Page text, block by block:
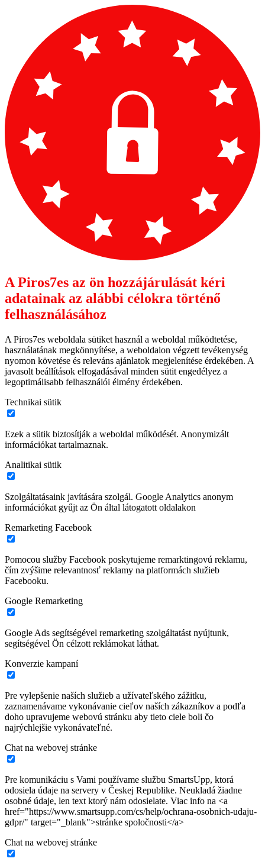
A Piros7es az ön hozzájárulását kéri
adatainak az alábbi célokra történő
felhasználásához
A Piros7es weboldala sütiket használ a weboldal működtetése,
használatának megkönnyítése, a weboldalon végzett tevékenység
nyomon követése és releváns ajánlatok megjelenítése érdekében. A
javasolt beállítások elfogadásával minden sütit engedélyez a
legoptimálisabb felhasználói élmény érdekében.
Technikai sütik
Ezek a sütik biztosítják a weboldal működését. Anonymizált
információkat tartalmaznak.
Analitikai sütik
Szolgáltatásaink javítására szolgál. Google Analytics anonym
információkat gyűjt az Ön által látogatott oldalakon
Remarketing Facebook
Pomocou služby Facebook poskytujeme remarktingovú reklamu,
čím zvýšime relevantnosť reklamy na platformách služieb
Facebooku.
Google Remarketing
Google Ads segítségével remarketing szolgáltatást nyújtunk,
segítségével Ön célzott reklámokat láthat.
Konverzie kampaní
Pre vylepšenie naších služieb a užívateľského zážitku,
zaznamenávame vykonávanie cieľov naších zákazníkov a podľa
doho upravujeme webovú stránku aby tieto ciele boli čo
najrýchlejšie vykonávateľné.
Chat na webovej stránke
Pre komunikáciu s Vami používame službu SmartsUpp, ktorá
odosiela údaje na servery v Českej Republike. Neukladá žiadne
osobné údaje, len text ktorý nám odosielate. Viac info na <a
href="https://www.smartsupp.com/cs/help/ochrana-osobnich-udaju-
gdpr/" target="_blank">stránke spoločnosti</a>
Chat na webovej stránke